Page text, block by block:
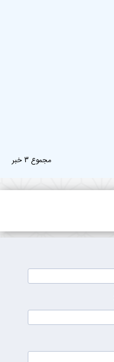
مجموع 3 خبر